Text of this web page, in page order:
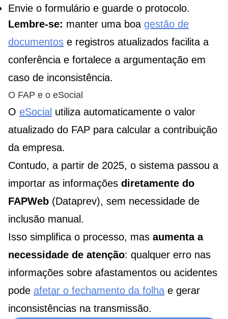
Envie o formulário e guarde o protocolo.
Lembre-se: manter uma boa gestão de
documentos e registros atualizados facilita a
conferência e fortalece a argumentação em
caso de inconsistência.
O FAP e o eSocial
O eSocial utiliza automaticamente o valor
atualizado do FAP para calcular a contribuição
da empresa.
Contudo, a partir de 2025, o sistema passou a
importar as informações diretamente do
FAPWeb (Dataprev), sem necessidade de
inclusão manual.
Isso simplifica o processo, mas aumenta a
necessidade de atenção: qualquer erro nas
informações sobre afastamentos ou acidentes
pode afetar o fechamento da folha e gerar
inconsistências na transmissão.